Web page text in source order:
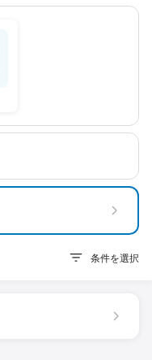
条件を選択